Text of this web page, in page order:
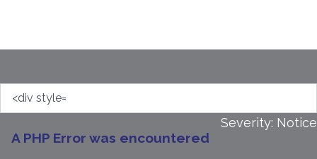
A PHP Error was encountered
Severity: Notice